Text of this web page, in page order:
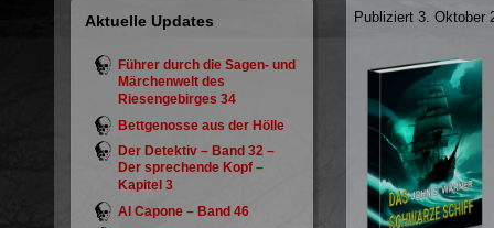
Aktuelle Updates
Führer durch die Sagen- und
Märchenwelt des
Riesengebirges 34
Bettgenosse aus der Hölle
Der Detektiv – Band 32 –
Der sprechende Kopf –
Kapitel 3
Al Capone – Band 46
Publiziert 3. Oktober